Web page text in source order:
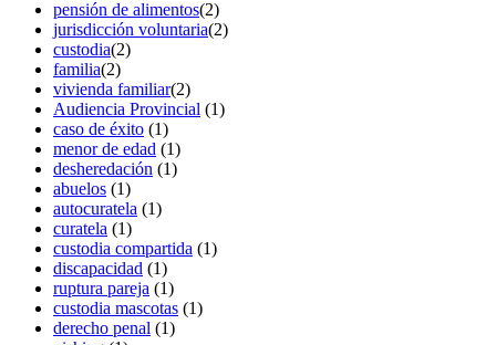
pensión de alimentos(2)
jurisdicción voluntaria(2)
custodia(2)
familia(2)
vivienda familiar(2)
Audiencia Provincial (1)
caso de éxito (1)
menor de edad (1)
desheredación (1)
abuelos (1)
autocuratela (1)
curatela (1)
custodia compartida (1)
discapacidad (1)
ruptura pareja (1)
custodia mascotas (1)
derecho penal (1)